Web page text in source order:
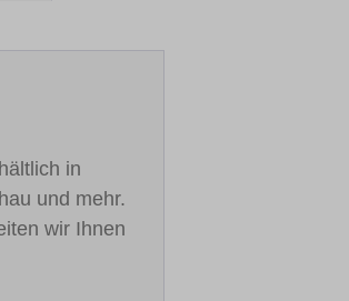
in
und mehr.
wir Ihnen